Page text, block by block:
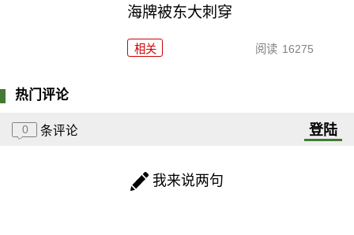
海牌被东大刺穿
相关 阅读 16275
热门评论
0 条评论 登陆
我来说两句